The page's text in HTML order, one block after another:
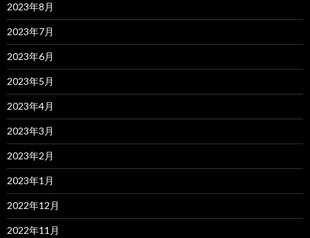
2023年8月
2023年7月
2023年6月
2023年5月
2023年4月
2023年3月
2023年2月
2023年1月
2022年12月
2022年11月